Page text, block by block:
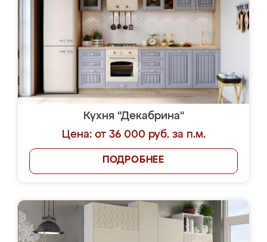
Кухня "Декабрина"
Цена: от 36 000 руб. за п.м.
ПОДРОБНЕЕ